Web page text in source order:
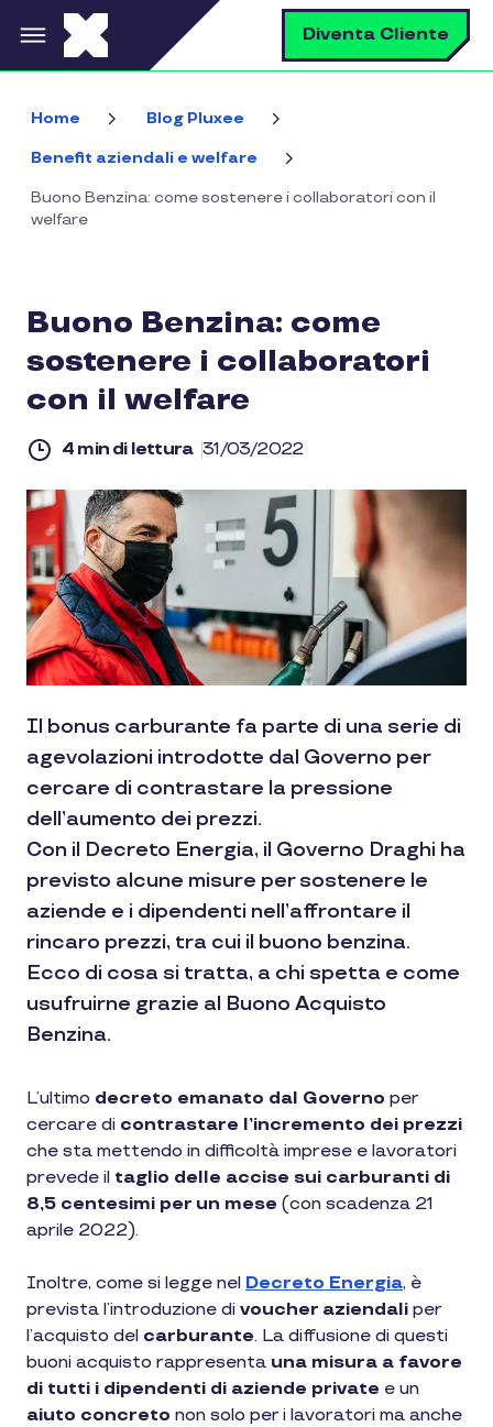
Salta al contenuto principale Diventa Cliente
Home Blog Pluxee
Benefit aziendali e welfare
Buono Benzina: come sostenere i collaboratori con il
welfare
Buono Benzina: come
sostenere i collaboratori
con il welfare
4 min di lettura 31/03/2022
Il bonus carburante fa parte di una serie di
agevolazioni introdotte dal Governo per
cercare di contrastare la pressione
dell’aumento dei prezzi.
Con il Decreto Energia, il Governo Draghi ha
previsto alcune misure per sostenere le
aziende e i dipendenti nell’affrontare il
rincaro prezzi, tra cui il buono benzina.
Ecco di cosa si tratta, a chi spetta e come
usufruirne grazie al Buono Acquisto
Benzina.
L’ultimo decreto emanato dal Governo per
cercare di contrastare l’incremento dei prezzi
che sta mettendo in difficoltà imprese e lavoratori
prevede il taglio delle accise sui carburanti di
8,5 centesimi per un mese (con scadenza 21
aprile 2022).
Inoltre, come si legge nel Decreto Energia, è
prevista l’introduzione di voucher aziendali per
l’acquisto del carburante. La diffusione di questi
buoni acquisto rappresenta una misura a favore
di tutti i dipendenti di aziende private e un
aiuto concreto non solo per i lavoratori ma anche